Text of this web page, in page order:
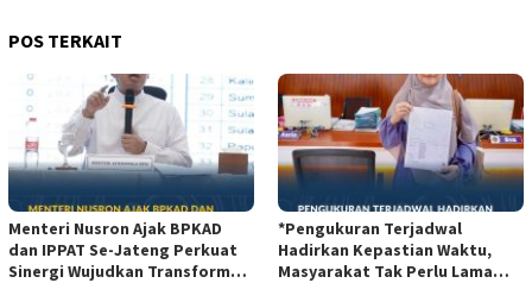
POS TERKAIT
Menteri Nusron Ajak BPKAD
dan IPPAT Se-Jateng Perkuat
Sinergi Wujudkan Transformasi
*Pengukuran Terjadwal
Hadirkan Kepastian Waktu,
Masyarakat Tak Perlu Lama